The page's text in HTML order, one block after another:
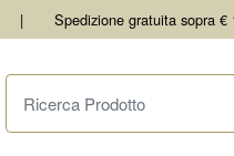
Spedizione gratuita sopra €
Ricerca Prodotto